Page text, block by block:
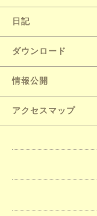
日記
ダウンロード
情報公開
アクセスマップ